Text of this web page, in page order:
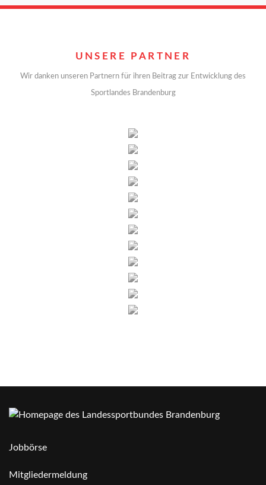
UNSERE PARTNER
Wir danken unseren Partnern für ihren Beitrag zur Entwicklung des
Sportlandes Brandenburg
Jobbörse
Mitgliedermeldung